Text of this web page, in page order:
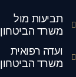
תביעות מול
משרד הביטחון
ועדה רפואית
משרד הביטחון